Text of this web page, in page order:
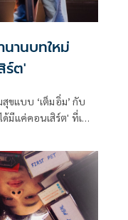
านบทใหม่
ร์ต'
ขแบบ ‘เต็มอิ่ม’ กับ
มีแค่คอนเสิร์ต' ที่เพิ่ง
ล์ โดยค่าย GeneLab